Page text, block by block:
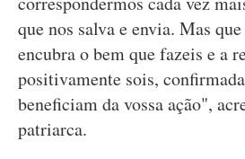
que nos salva e envia. Mas
encubra o bem que fazeis e a
positivamente sois,
beneficiam da vossa ação",
patriarca.